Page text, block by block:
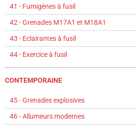
41 - Fumigènes à fusil
42 - Grenades M17A1 et M18A1
43 - Eclairantes à fusil
44 - Exercice à fusil
CONTEMPORAINE
45 - Grenades explosives
46 - Allumeurs modernes